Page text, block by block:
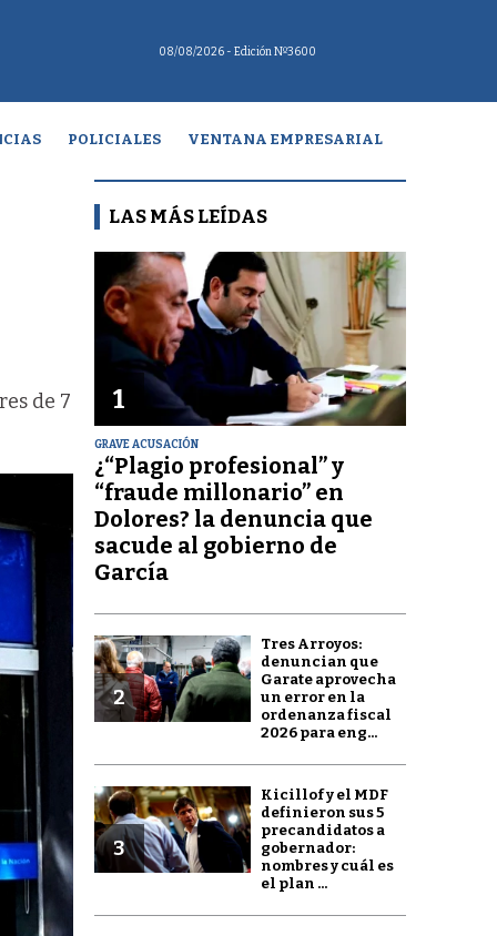
08/08/2026 - Edición Nº3600
POLICIALES VENTANA EMPRESARIAL
de 7
LAS MÁS LEÍDAS
1
GRAVE ACUSACIÓN
¿“Plagio profesional” y
“fraude millonario” en
Dolores? la denuncia que
sacude al gobierno de
García
2
Tres Arroyos:
denuncian que
Garate aprovecha
un error en la
ordenanza fiscal
2026 para eng...
3
Kicillof y el MDF
definieron sus 5
precandidatos a
gobernador:
nombres y cuál es
el plan ...